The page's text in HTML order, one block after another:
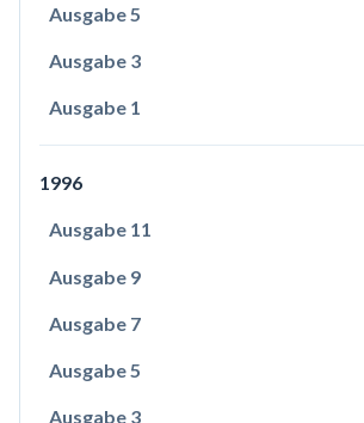
Ausgabe 5
Ausgabe 3
Ausgabe 1
1996
Ausgabe 11
Ausgabe 9
Ausgabe 7
Ausgabe 5
Ausgabe 3